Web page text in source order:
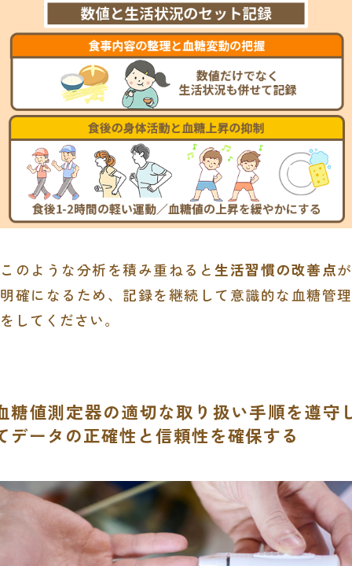
このような分析を積み重ねると生活習慣の改善点が
明確になるため、記録を継続して意識的な血糖管理
をしてください。
糖値測定器の適切な取り扱い手順を遵守
データの正確性と信頼性を確保する